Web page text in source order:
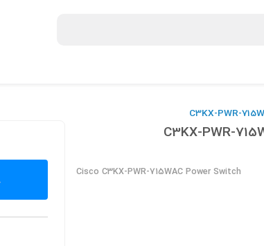
Cisco C3KX-PWR-715WAC Power Switch